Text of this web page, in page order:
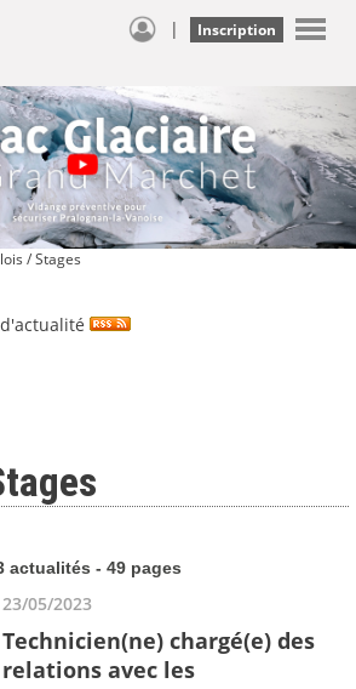
| Inscription
/ Stages
actualités - 49 pages
23/05/2023
Technicien(ne) chargé(e) des
relations avec les